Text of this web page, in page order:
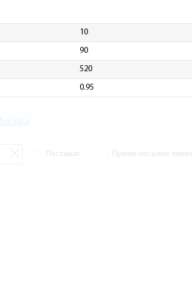
10
90
520
0.95
Постамат Прием посылок